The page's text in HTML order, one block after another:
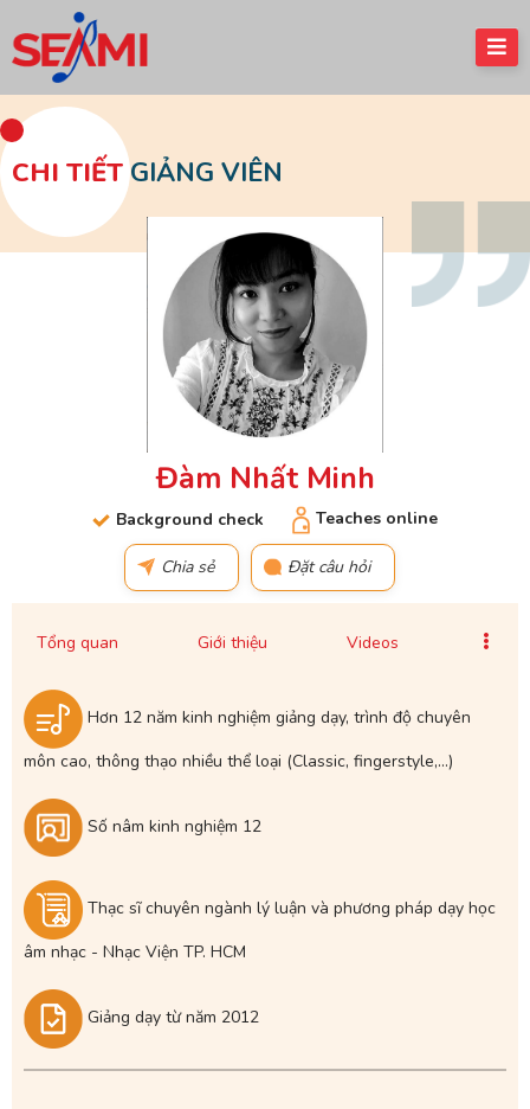
CHI TIẾTGIẢNG VIÊN
Đàm Nhất Minh
Background check Teaches online
Chia sẻ Đặt câu hỏi
Tổng quan Giới thiệu Videos
Hơn 12 năm kinh nghiệm giảng dạy, trình độ chuyên
môn cao, thông thạo nhiều thể loại (Classic, fingerstyle,...)
Số nâm kinh nghiệm 12
Thạc sĩ chuyên ngành lý luận và phương pháp dạy học
âm nhạc - Nhạc Viện TP. HCM
Giảng dạy từ năm 2012